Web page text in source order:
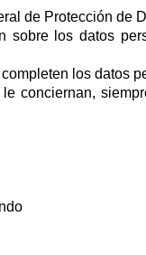
de Protección de
sobre los datos
los datos
conciernan,